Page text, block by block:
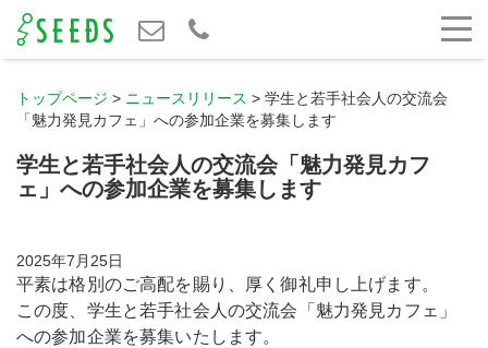
トップページ > ニュースリリース > 学生と若手社会人の交流会
「魅力発見カフェ」への参加企業を募集します
学生と若手社会人の交流会「魅力発見カフ
ェ」への参加企業を募集します
2025年7月25日
平素は格別のご高配を賜り、厚く御礼申し上げます。
この度、学生と若手社会人の交流会「魅力発見カフェ」
への参加企業を募集いたします。